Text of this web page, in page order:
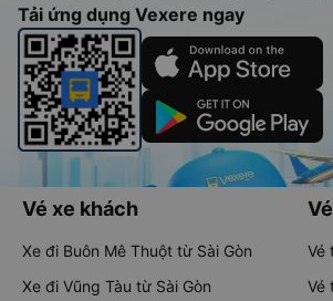
Tải ứng dụng Vexere ngay
Vé xe khách
Xe đi Buôn Mê Thuột từ Sài Gòn
Xe đi Vũng Tàu từ Sài Gòn
Vé
Vé